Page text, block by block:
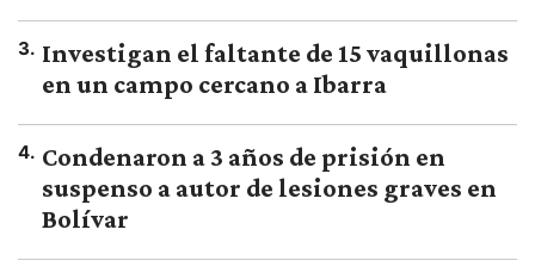
3. Investigan el faltante de 15 vaquillonas
en un campo cercano a Ibarra
4. Condenaron a 3 años de prisión en
suspenso a autor de lesiones graves en
Bolívar